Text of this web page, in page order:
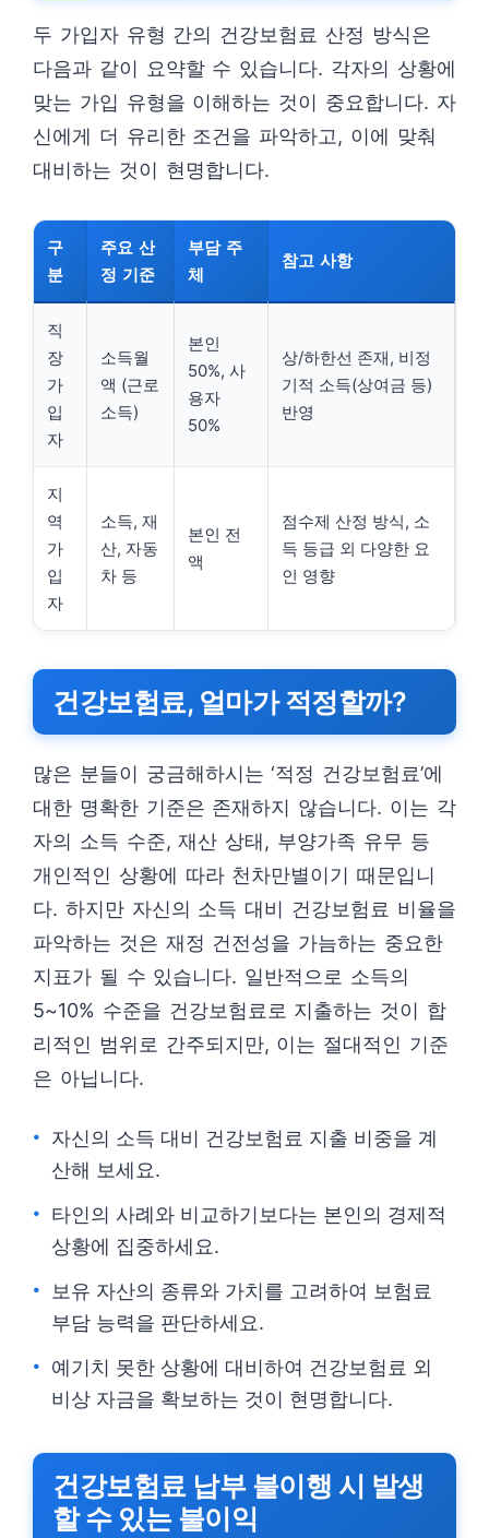
두 가입자 유형 간의 건강보험료 산정 방식은
다음과 같이 요약할 수 있습니다. 각자의 상황에
맞는 가입 유형을 이해하는 것이 중요합니다. 자
신에게 더 유리한 조건을 파악하고, 이에 맞춰
대비하는 것이 현명합니다.
구
분
주요 산
정 기준
부담 주
체
참고 사항
직
장
가
입
자
소득월
액 (근로
소득)
본인
50%, 사
용자
50%
상/하한선 존재, 비정
기적 소득(상여금 등)
반영
지
역
가
입
자
소득, 재
산, 자동
차 등
본인 전
액
점수제 산정 방식, 소
득 등급 외 다양한 요
인 영향
건강보험료, 얼마가 적정할까?
많은 분들이 궁금해하시는 ‘적정 건강보험료’에
대한 명확한 기준은 존재하지 않습니다. 이는 각
자의 소득 수준, 재산 상태, 부양가족 유무 등
개인적인 상황에 따라 천차만별이기 때문입니
다. 하지만 자신의 소득 대비 건강보험료 비율을
파악하는 것은 재정 건전성을 가늠하는 중요한
지표가 될 수 있습니다. 일반적으로 소득의
5~10% 수준을 건강보험료로 지출하는 것이 합
리적인 범위로 간주되지만, 이는 절대적인 기준
은 아닙니다.
자신의 소득 대비 건강보험료 지출 비중을 계
산해 보세요.
타인의 사례와 비교하기보다는 본인의 경제적
상황에 집중하세요.
보유 자산의 종류와 가치를 고려하여 보험료
부담 능력을 판단하세요.
예기치 못한 상황에 대비하여 건강보험료 외
비상 자금을 확보하는 것이 현명합니다.
건강보험료 납부 불이행 시 발생
할 수 있는 불이익